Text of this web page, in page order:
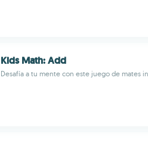
Kids Math: Add
Desafía a tu mente con este juego de mates